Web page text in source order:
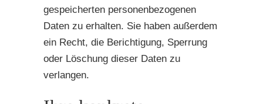
gespeicherten personenbezogenen
Daten zu erhalten. Sie haben außerdem
ein Recht, die Berichtigung, Sperrung
oder Löschung dieser Daten zu
verlangen.